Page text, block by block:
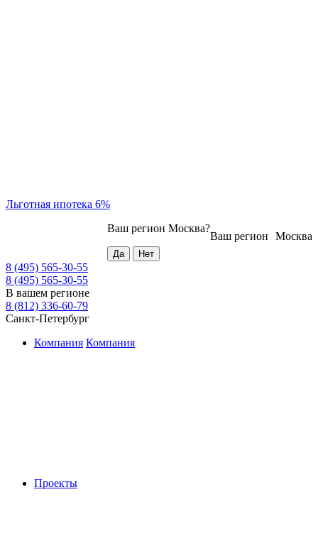
Льготная ипотека 6%
Москва
Ваш регион
Ваш регион Москва?
8 (495) 565-30-55
8 (495) 565-30-55
В вашем регионе
8 (812) 336-60-79
Санкт-Петербург
Компания Компания
Проекты